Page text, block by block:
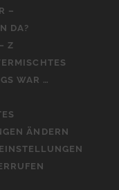
–
DA?
Z
WAR …
ÄNDERN